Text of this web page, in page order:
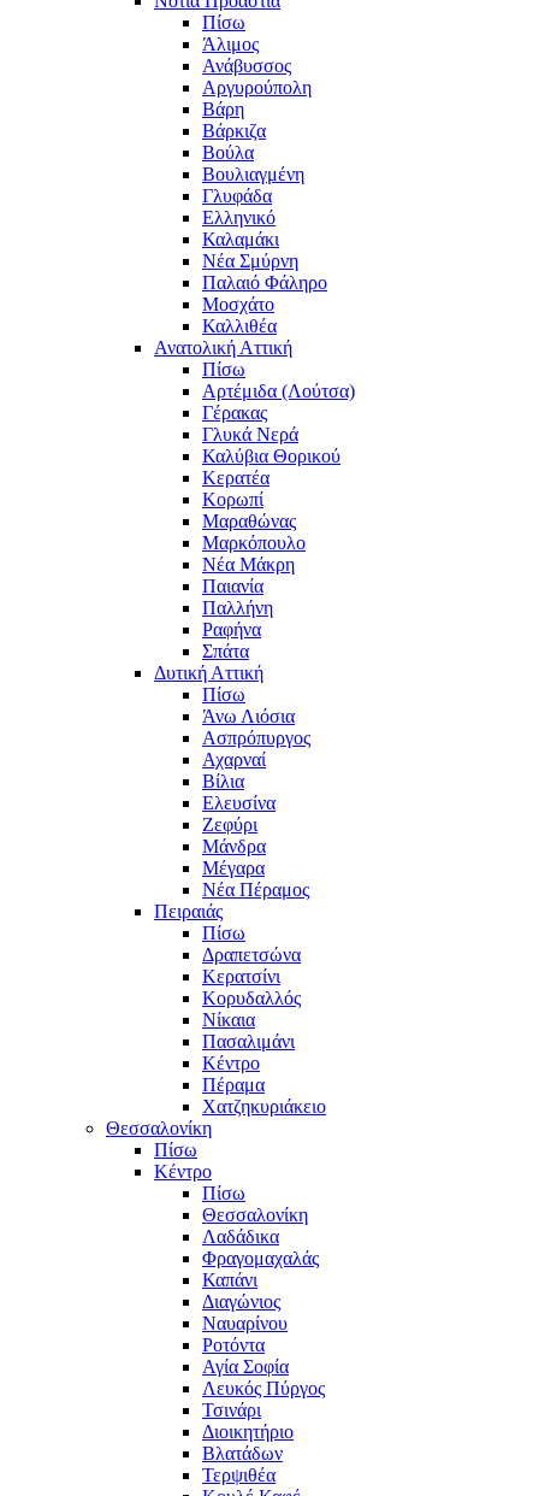
Πίσω
Άλιμος
Ανάβυσσος
Αργυρούπολη
Βάρη
Βάρκιζα
Βούλα
Βουλιαγμένη
Γλυφάδα
Ελληνικό
Καλαμάκι
Νέα Σμύρνη
Παλαιό Φάληρο
Μοσχάτο
Καλλιθέα
Ανατολική Αττική
Πίσω
Αρτέμιδα (Λούτσα)
Γέρακας
Γλυκά Νερά
Καλύβια Θορικού
Κερατέα
Κορωπί
Μαραθώνας
Μαρκόπουλο
Νέα Μάκρη
Παιανία
Παλλήνη
Ραφήνα
Σπάτα
Δυτική Αττική
Πίσω
Άνω Λιόσια
Ασπρόπυργος
Αχαρναί
Βίλια
Ελευσίνα
Ζεφύρι
Μάνδρα
Μέγαρα
Νέα Πέραμος
Πειραιάς
Πίσω
Δραπετσώνα
Κερατσίνι
Κορυδαλλός
Νίκαια
Πασαλιμάνι
Κέντρο
Πέραμα
Χατζηκυριάκειο
Θεσσαλονίκη
Πίσω
Κέντρο
Πίσω
Θεσσαλονίκη
Λαδάδικα
Φραγομαχαλάς
Καπάνι
Διαγώνιος
Ναυαρίνου
Ροτόντα
Αγία Σοφία
Λευκός Πύργος
Τσινάρι
Διοικητήριο
Βλατάδων
Τερψιθέα